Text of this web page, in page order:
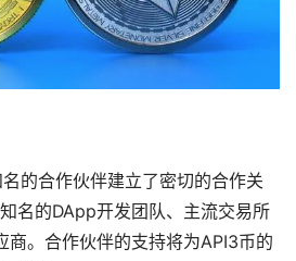
的合作伙伴建立了密切的合作关
名的DApp开发团队、主流交易所
商。合作伙伴的支持将为API3币的